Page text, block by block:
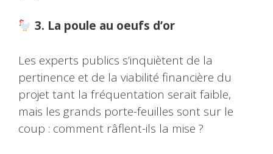
3. La poule au oeufs d’or
Les experts publics s’inquiètent de la
pertinence et de la viabilité financière du
projet tant la fréquentation serait faible,
mais les grands porte-feuilles sont sur le
coup : comment râflent-ils la mise ?